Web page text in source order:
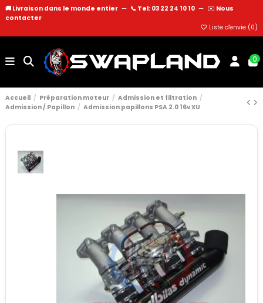
🚚 Livraison dans le monde entier — 📞 Tel: 03 22 24 10 10 — ✉️ Nous
contacter
Liste d'envie (0)
0
Accueil Préparation moteur
Admission et filtration
Admission / Papillon
Admission papillons PSA 2.0 16v XU